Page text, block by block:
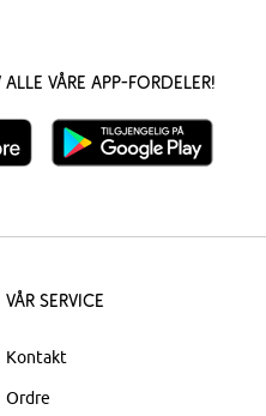
alle våre app-fordeler!
Vår service
Kontakt
Ordre